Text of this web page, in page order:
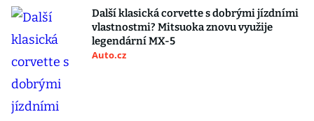
Další klasická corvette s dobrými jízdními
vlastnostmi? Mitsuoka znovu využije
legendární MX-5
Auto.cz